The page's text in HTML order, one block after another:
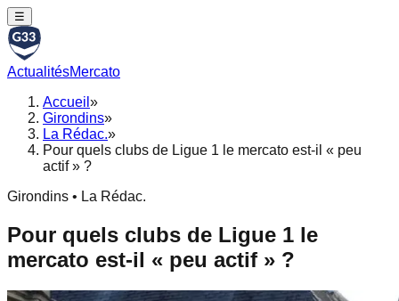
☰
ActualitésMercato
Accueil »
Girondins»
La Rédac.»
Pour quels clubs de Ligue 1 le mercato est-il « peu
actif » ?
Girondins • La Rédac.
Pour quels clubs de Ligue 1 le
mercato est-il « peu actif » ?